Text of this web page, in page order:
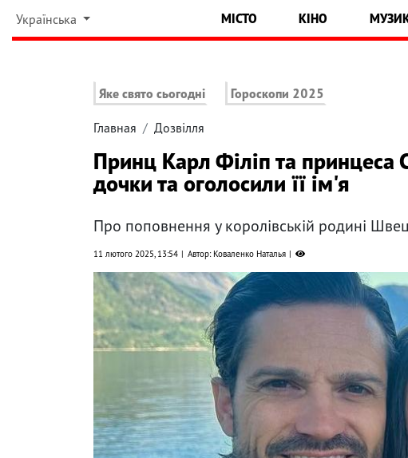
Українська МІСТО КІНО
Яке свято сьогодні Гороскопи 2025
Главная Дозвілля
Принц Карл Філіп та
дочки та оголосили її ім'я
Про поповнення у королівській родині
11 лютого 2025, 13:54 Автор: Коваленко Наталья